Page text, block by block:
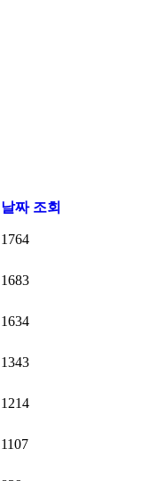
날짜 조회
1764
1683
1634
1343
1214
1107